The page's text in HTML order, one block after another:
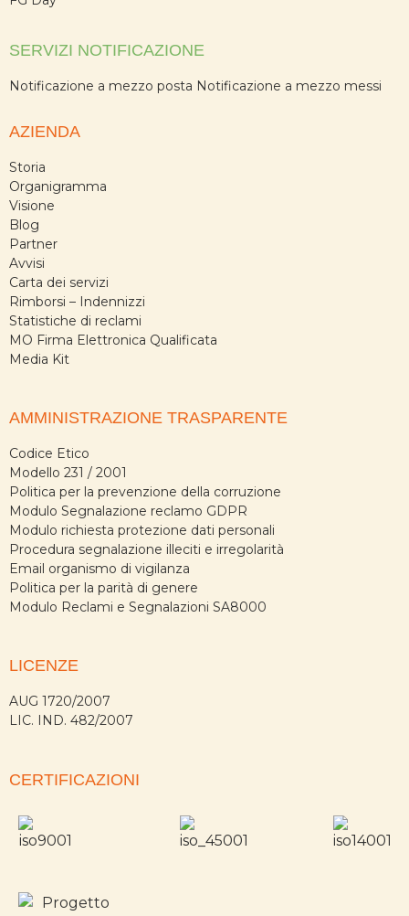
SERVIZI NOTIFICAZIONE
Notificazione a mezzo posta Notificazione a mezzo messi
AZIENDA
Storia
Organigramma
Visione
Blog
Partner
Avvisi
Carta dei servizi
Rimborsi – Indennizzi
Statistiche di reclami
MO Firma Elettronica Qualificata
Media Kit
AMMINISTRAZIONE TRASPARENTE
Codice Etico
Modello 231 / 2001
Politica per la prevenzione della corruzione
Modulo Segnalazione reclamo GDPR
Modulo richiesta protezione dati personali
Procedura segnalazione illeciti e irregolarità
Email organismo di vigilanza
Politica per la parità di genere
Modulo Reclami e Segnalazioni SA8000
LICENZE
AUG 1720/2007
LIC. IND. 482/2007
CERTIFICAZIONI